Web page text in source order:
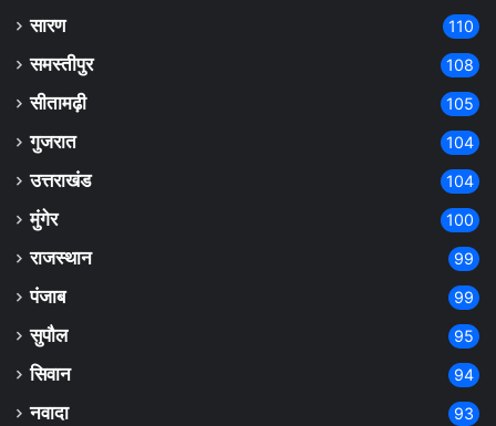
सारण 110
समस्तीपुर 108
सीतामढ़ी 105
गुजरात 104
उत्तराखंड 104
मुंगेर 100
राजस्थान 99
पंजाब 99
सुपौल 95
सिवान 94
नवादा 93